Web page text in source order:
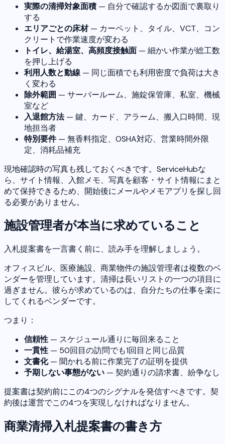
実際の清掃対象面積 — 自分で確認するか図面で裏取り
する
エリアごとの床材— カーペット、タイル、VCT、コン
クリートで作業速度が変わる
トイレ、給湯室、高頻度接触面 — 細かい作業が総工数
を押し上げる
利用人数と動線 — 同じ面積でも利用密度で負荷は大き
く変わる
除外範囲 — サーバールーム、施錠保管庫、私室、機械
室など
入退館方法— 鍵、カード、アラーム、搬入口時間、現
地担当者
特別要件— 無香料指定、OSHA対応、営業時間外限
定、消耗品補充
現地確認時の写真も残しておくべきです。ServiceHubな
ら、サイト情報、入館メモ、写真を顧客・サイト情報にまと
めて保持できるため、開始後にメールやメモアプリを探し回
る必要がありません。
施設管理者が本当に求めていること
入札提案書を一言書く前に、読み手を理解しましょう。
オフィスビル、医療施設、商業物件の施設管理者は複数のベ
ンダーを管理しています。清掃は長いリストの一つの項目に
過ぎません。彼らが求めているのは、自分たちの仕事を楽に
してくれるベンダーです。
つまり：
信頼性— スケジュール通りに毎回来ること
一貫性— 50回目の訪問でも1回目と同じ品質
文書化— 聞かれる前に作業完了の証明を提供
予期しない事態がない — 契約通りの請求書、紛争なし
提案書は契約前にこの4つのシグナルを発信すべきです。契
約後は運営でこの4つを実現しなければなりません。
商業清掃入札提案書の書き方